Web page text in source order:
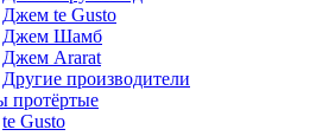
Джем te Gusto
Джем Шамб
Джем Ararat
Другие производители
протёртые
te Gusto